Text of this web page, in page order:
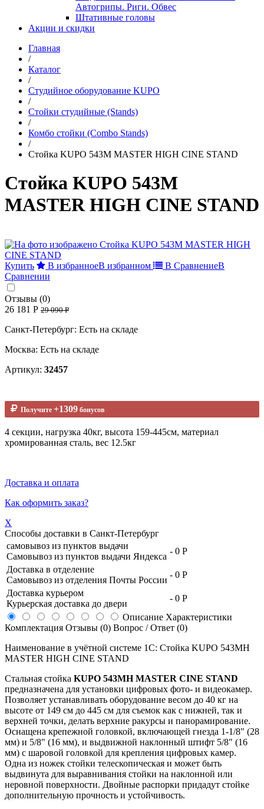
Автогрипы. Риги. Обвес
Штативные головы
Акции и скидки
Главная
/
Каталог
/
Студийное оборудование KUPO
/
Стойки студийные (Stands)
/
Комбо стойки (Combo Stands)
/
Стойка KUPO 543M MASTER HIGH CINE STAND
Стойка KUPO 543M
MASTER HIGH CINE STAND
Купить В избранноеВ избранном В СравнениеВ
Сравнении
Отзывы (0)
26 181 Р 29 090 Р
Санкт-Петербург: Есть на складе
Москва: Есть на складе
Артикул: 32457
Получите +1309 бонусов
4 секции, нагрузка 40кг, высота 159-445см, материал
хромированная сталь, вес 12.5кг
Доставка и оплата
Как оформить заказ?
X
Способы доставки в Санкт-Петербург
самовывоз из пунктов выдачи
Самовывоз из пунктов выдачи Яндекса
- 0 Р
Доставка в отделение
Самовывоз из отделения Почты России
- 0 Р
Доставка курьером
Курьерская доставка до двери
- 0 Р
Описание Характеристики
Комплектация Отзывы (0) Вопрос / Ответ (0)
Наименование в учётной системе 1С: Стойка KUPO 543MH
MASTER HIGH CINE STAND
Стальная стойка KUPO 543MH MASTER CINE STAND
предназначена для установки цифровых фото- и видеокамер.
Позволяет устанавливать оборудование весом до 40 кг на
высоте от 149 см до 445 см для съемок как с нижней, так и
верхней точки, делать верхние ракурсы и панорамирование.
Оснащена крепежной головкой, включающей гнезда 1-1/8" (28
мм) и 5/8" (16 мм), и выдвижной наклонный штифт 5/8" (16
мм) с шаровой головкой для крепления цифровых камер.
Одна из ножек стойки телескопическая и может быть
выдвинута для выравнивания стойки на наклонной или
неровной поверхности. Двойные распорки придадут стойке
дополнительную прочность и устойчивость.